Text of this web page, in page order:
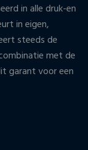
in alle druk-en
in eigen,
steeds de
met de
garant voor een